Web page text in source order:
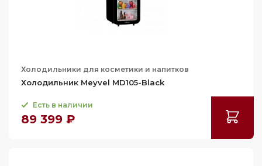
Холодильники для косметики и напитков
Холодильник Meyvel MD105-Black
Есть в наличии
89 399 ₽